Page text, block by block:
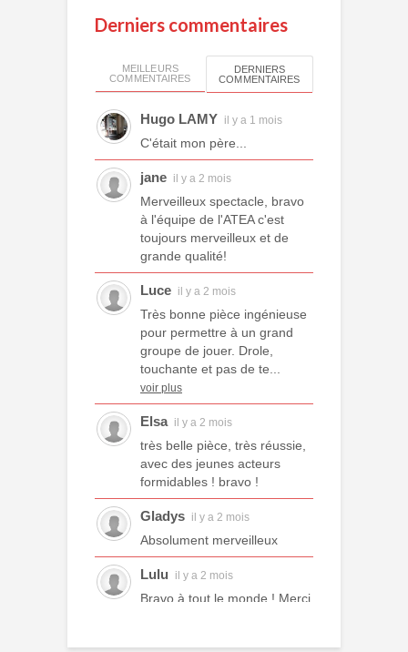
Derniers commentaires
MEILLEURS
COMMENTAIRES
DERNIERS
COMMENTAIRES
Hugo LAMY il y a 1 mois
C'était mon père...
jane il y a 2 mois
Merveilleux spectacle, bravo
à l'équipe de l'ATEA c'est
toujours merveilleux et de
grande qualité!
Luce il y a 2 mois
Très bonne pièce ingénieuse
pour permettre à un grand
groupe de jouer. Drole,
touchante et pas de te...
voir plus
Elsa il y a 2 mois
très belle pièce, très réussie,
avec des jeunes acteurs
formidables ! bravo !
Gladys il y a 2 mois
Absolument merveilleux
Lulu il y a 2 mois
Bravo à tout le monde ! Merci